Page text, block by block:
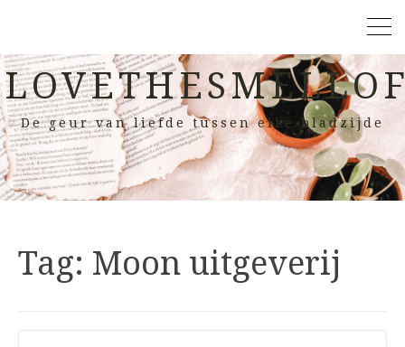
De geur van liefde tussen elke bladzijde
Tag: Moon uitgeverij